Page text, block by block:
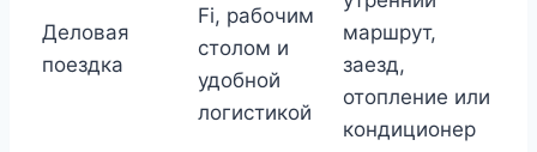
Деловая
поездка
Fi, рабочим
столом и
удобной
логистикой
маршрут,
заезд,
отопление или
кондиционер